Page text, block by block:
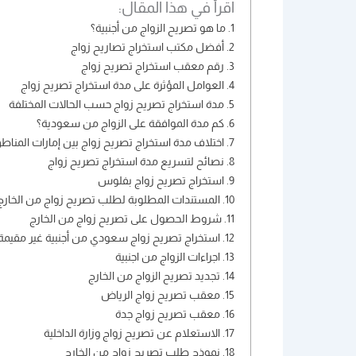
اقرأ في هذا المقال:
ما هو تصريح الزواج من أجنبية؟
أفضل مكتب استخراج تصاريح زواج
رقم معقب استخراج تصريح زواج
العوامل المؤثرة على مدة استخراج تصريح زواج
مدة استخراج تصريح زواج حسب الحالات المختلفة
كم مدة الموافقة على الزواج من سعودية؟
اختلاف مدة استخراج تصريح زواج بين إمارات
نصائح لتسريع مدة استخراج تصريح زواج
استخراج تصريح زواج بفلوس
المستندات المطلوبة لطلب تصريح زواج من
شروط الحصول على تصريح زواج من الخارج
استخراج تصريح زواج سعودي من أجنبية غير
اجراءات الزواج من اجنبية
تجديد تصريح الزواج من الخارج
معقب تصريح زواج الرياض
معقب تصريح زواج جدة
الاستعلام عن تصريح زواج وزارة الداخلية
نموذج طلب تصريح زواج من الخارج